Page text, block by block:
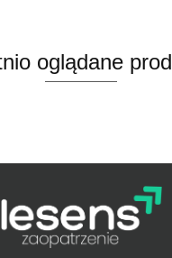
oglądane